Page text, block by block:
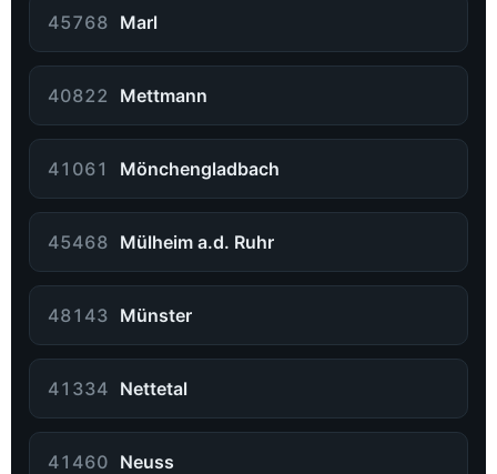
45768 Marl
40822 Mettmann
41061 Mönchengladbach
45468 Mülheim a.d. Ruhr
48143 Münster
41334 Nettetal
41460 Neuss